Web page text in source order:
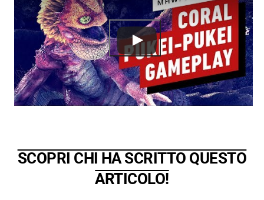
SCOPRI CHI HA SCRITTO QUESTO
ARTICOLO!